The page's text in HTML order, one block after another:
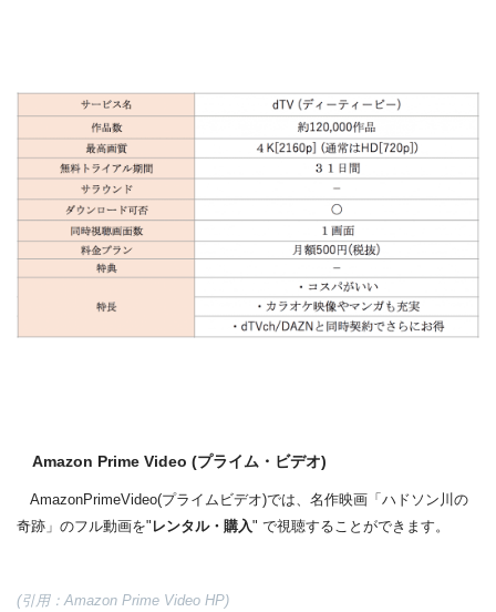
Amazon Prime Video (プライム・ビデオ)
AmazonPrimeVideo(プライムビデオ)では、名作映画「ハドソン川の
奇跡」のフル動画を" レンタル・購入" で視聴することができます。
(引用：Amazon Prime Video HP)